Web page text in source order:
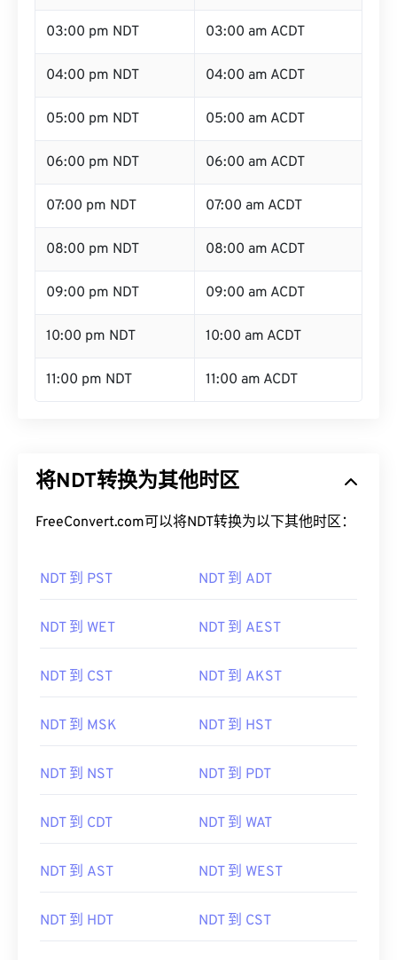
03:00 pm NDT 03:00 am ACDT
04:00 pm NDT 04:00 am ACDT
05:00 pm NDT 05:00 am ACDT
06:00 pm NDT 06:00 am ACDT
07:00 pm NDT 07:00 am ACDT
08:00 pm NDT 08:00 am ACDT
09:00 pm NDT 09:00 am ACDT
10:00 pm NDT 10:00 am ACDT
11:00 pm NDT 11:00 am ACDT
将NDT转换为其他时区
FreeConvert.com可以将NDT转换为以下其他时区：
NDT 到 PST NDT 到 ADT
NDT 到 WET NDT 到 AEST
NDT 到 CST NDT 到 AKST
NDT 到 MSK NDT 到 HST
NDT 到 NST NDT 到 PDT
NDT 到 CDT NDT 到 WAT
NDT 到 AST NDT 到 WEST
NDT 到 HDT NDT 到 CST